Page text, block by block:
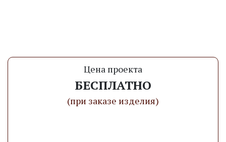
Цена проекта
БЕСПЛАТНО
(при заказе изделия)